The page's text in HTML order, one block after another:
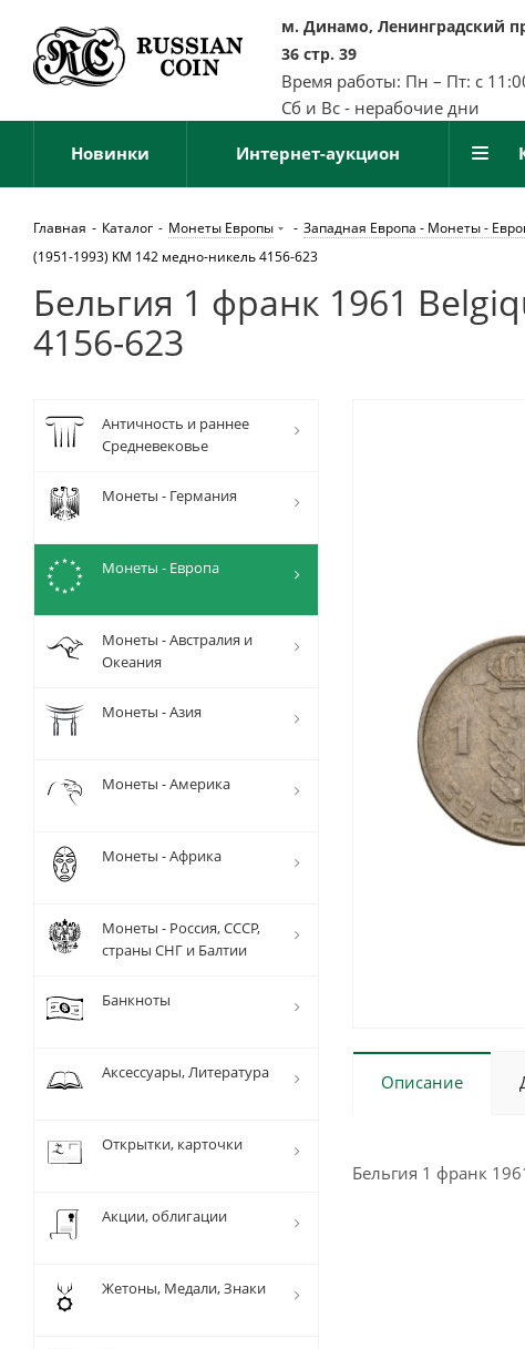
м. Динамо, Ленинградский
36 стр. 39
Время работы: Пн – Пт: с
Сб и Вс - нерабочие дни
Новинки Интернет-аукцион
Главная - Каталог - Монеты Европы - Западная Европа - Монеты -
(1951-1993) KM 142 медно-никель 4156-623
Бельгия 1 франк 1961
4156-623
Описание
Бельгия 1 франк
Античность и раннее
Средневековье
Монеты - Германия
Монеты - Европа
Монеты - Австралия и
Океания
Монеты - Азия
Монеты - Америка
Монеты - Африка
Монеты - Россия, СССР,
страны СНГ и Балтии
Банкноты
Аксессуары, Литература
Открытки, карточки
Акции, облигации
Жетоны, Медали, Знаки